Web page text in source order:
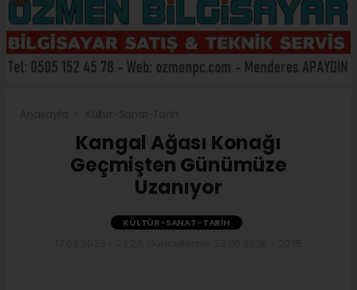
Kangal Ağası Konağı
Geçmişten Günümüze
Uzanıyor
KÜLTÜR-SANAT-TARIH